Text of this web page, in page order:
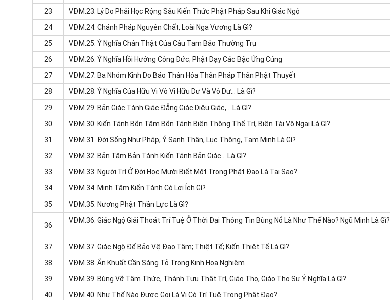
23
VĐM.23. Lý Do Phải Học Rộng Sâu Kiến Thức Phật Pháp Sau Khi Giác Ngộ
24
VĐM.24. Chánh Pháp Nguyên Chất, Loài Nga Vương Là Gì?
25
VĐM.25. Ý Nghĩa Chân Thật Của Câu Tam Bảo Thường Trụ
26
VĐM.26. Ý Nghĩa Hồi Hướng Công Đức; Phật Dạy Các Bậc Ứng Cúng
27
VĐM.27. Ba Nhóm Kinh Do Báo Thân Hóa Thân Pháp Thân Phật Thuyết
28
VĐM.28. Ý Nghĩa Của Hữu Vi Vô Vi Hữu Dư Và Vô Dư... Là Gì?
29
VĐM.29. Bản Giác Tánh Giác Đẳng Giác Diệu Giác,… Là Gì?
30
VĐM.30. Kiến Tánh Bổn Tâm Bổn Tánh Biện Thông Thế Trí, Biện Tài Vô Ngại Là Gì?
31
VĐM.31. Đời Sống Như Pháp, Ý Sanh Thân, Lục Thông, Tam Minh Là Gì?
32
VĐM.32. Bản Tâm Bản Tánh Kiến Tánh Bản Giác... Là Gì?
33
VĐM.33. Người Trí Ở Đời Học Mười Biết Một Trong Phật Đạo Là Tại Sao?
34
VĐM.34. Minh Tâm Kiến Tánh Có Lợi Ích Gì?
35
VĐM.35. Nương Phật Thần Lực Là Gì?
36
VĐM.36. Giác Ngộ Giải Thoát Trí Tuệ Ở Thời Đại Thông Tin Bùng Nổ Là Như Thế Nào? Ngũ Minh Là Gì?
37
VĐM.37. Giác Ngộ Để Bảo Vệ Đạo Tâm; Thiệt Tế; Kiến Thiệt Tế Là Gì?
38
VĐM.38. Ẩn Khuất Cần Sáng Tỏ Trong Kinh Hoa Nghiêm
39
VĐM.39. Bùng Vỡ Tâm Thức, Thành Tựu Thật Trí, Giáo Thọ, Giáo Thọ Sư Ý Nghĩa Là Gì?
40
VĐM.40. Như Thế Nào Được Gọi Là Vị Có Trí Tuệ Trong Phật Đạo?